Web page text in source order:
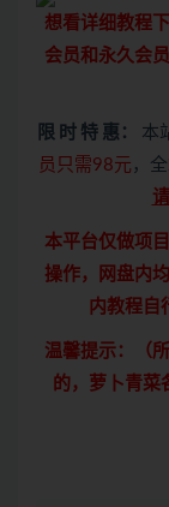
想看详细教程
会员和永久
限 时 特 惠： 本
员只需98元 ，
本平台仅做项
操作，网盘内
内教程自
温馨提示：（
的，萝卜青菜